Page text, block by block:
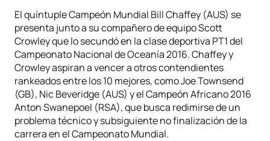
El quíntuple Campeón Mundial Bill Chaffey (AUS) se
presenta junto a su compañero de equipo Scott
Crowley que lo secundó en la clase deportiva PT1 del
Campeonato Nacional de Oceanía 2016. Chaffey y
Crowley aspiran a vencer a otros contendientes
rankeados entre los 10 mejores, como Joe Townsend
(GB), Nic Beveridge (AUS) y el Campeón Africano 2016
Anton Swanepoel (RSA), que busca redimirse de un
problema técnico y subsiguiente no finalización de la
carrera en el Campeonato Mundial.